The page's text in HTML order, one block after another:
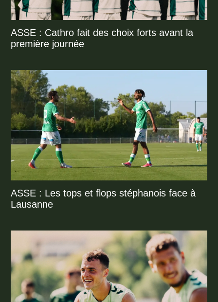
ASSE : Cathro fait des choix forts avant la
première journée
ASSE : Les tops et flops stéphanois face à
Lausanne